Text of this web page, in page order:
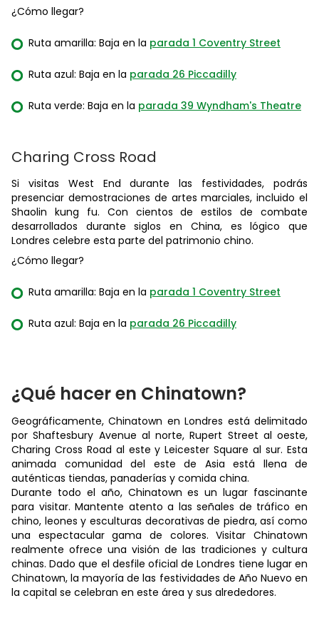
¿Cómo llegar?
Ruta amarilla: Baja en la parada 1 Coventry Street
Ruta azul: Baja en la parada 26 Piccadilly
Ruta verde: Baja en la parada 39 Wyndham's Theatre
Charing Cross Road
Si visitas West End durante las festividades, podrás
presenciar demostraciones de artes marciales, incluido el
Shaolin kung fu. Con cientos de estilos de combate
desarrollados durante siglos en China, es lógico que
Londres celebre esta parte del patrimonio chino.
¿Cómo llegar?
Ruta amarilla: Baja en la parada 1 Coventry Street
Ruta azul: Baja en la parada 26 Piccadilly
¿Qué hacer en Chinatown?
Geográficamente, Chinatown en Londres está delimitado
por Shaftesbury Avenue al norte, Rupert Street al oeste,
Charing Cross Road al este y Leicester Square al sur. Esta
animada comunidad del este de Asia está llena de
auténticas tiendas, panaderías y comida china.
Durante todo el año, Chinatown es un lugar fascinante
para visitar. Mantente atento a las señales de tráfico en
chino, leones y esculturas decorativas de piedra, así como
una espectacular gama de colores. Visitar Chinatown
realmente ofrece una visión de las tradiciones y cultura
chinas. Dado que el desfile oficial de Londres tiene lugar en
Chinatown, la mayoría de las festividades de Año Nuevo en
la capital se celebran en este área y sus alrededores.